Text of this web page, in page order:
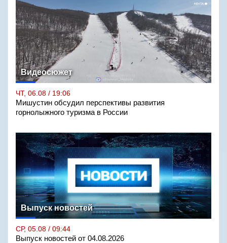
Видеосюжет
ЧТ, 06.08 / 19:06
Мишустин обсудил перспективы развития
горнолыжного туризма в России
Выпуск новостей
СР, 05.08 / 09:44
Выпуск новостей от 04.08.2026